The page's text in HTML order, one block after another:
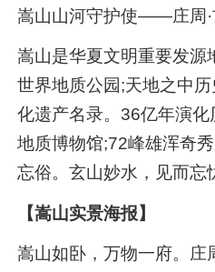
嵩山山河守护使——庄周·
嵩山是华夏文明重要发源
世界地质公园;天地之中
化遗产名录。36亿年演
地质博物馆;72峰雄浑奇
忘俗。玄山妙水，见而忘
【嵩山实景海报】
嵩山如卧，万物一府。庄